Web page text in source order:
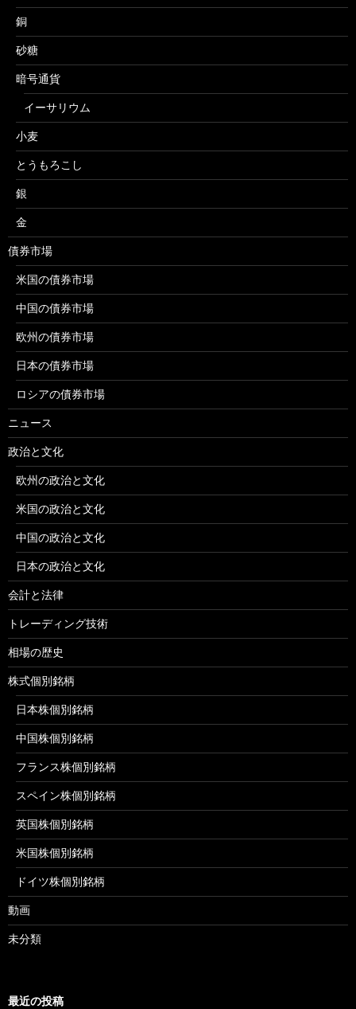
銅
砂糖
暗号通貨
イーサリウム
小麦
とうもろこし
銀
金
債券市場
米国の債券市場
中国の債券市場
欧州の債券市場
日本の債券市場
ロシアの債券市場
ニュース
政治と文化
欧州の政治と文化
米国の政治と文化
中国の政治と文化
日本の政治と文化
会計と法律
トレーディング技術
相場の歴史
株式個別銘柄
日本株個別銘柄
中国株個別銘柄
フランス株個別銘柄
スペイン株個別銘柄
英国株個別銘柄
米国株個別銘柄
ドイツ株個別銘柄
動画
未分類
最近の投稿